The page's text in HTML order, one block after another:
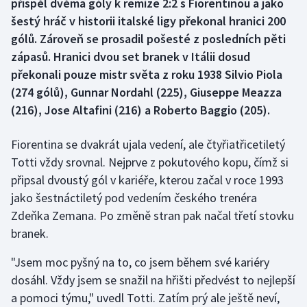
Curling
Dostihy
Florbal
Futsal
Gymnastika
Házená
Jezdectví
Judo
Krasobruslení
přispěl dvěma góly k remíze 2:2 s Fiorentinou a jako
šestý hráč v historii italské ligy překonal hranici 200
gólů. Zároveň se prosadil pošesté z posledních pěti
zápasů. Hranici dvou set branek v Itálii dosud
překonali pouze mistr světa z roku 1938 Silvio Piola
(274 gólů), Gunnar Nordahl (225), Giuseppe Meazza
(216), Jose Altafini (216) a Roberto Baggio (205).
Fiorentina se dvakrát ujala vedení, ale čtyřiatřicetiletý
Totti vždy srovnal. Nejprve z pokutového kopu, čímž si
připsal dvoustý gól v kariéře, kterou začal v roce 1993
jako šestnáctiletý pod vedením českého trenéra
Zdeňka Zemana. Po změně stran pak načal třetí stovku
branek.
"Jsem moc pyšný na to, co jsem během své kariéry
dosáhl. Vždy jsem se snažil na hřišti předvést to nejlepší
a pomoci týmu," uvedl Totti. Zatím prý ale ještě neví,